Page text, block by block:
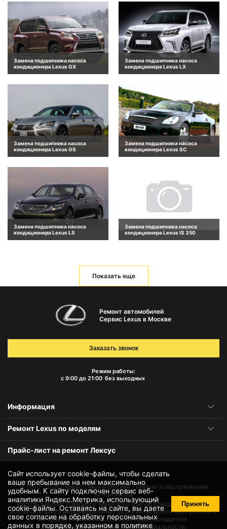
Замена подшипника насоса
кондиционера Lexus GX
Замена подшипника насоса
кондиционера Lexus LX
Замена подшипника насоса
кондиционера Lexus GS
Замена подшипника насоса
кондиционера Lexus SC
Замена подшипника насоса
кондиционера Lexus LS
Замена подшипника насоса
кондиционера Lexus IS 350
Показать еще
Сайт использует cookie-файлы, чтобы сделать
ваше пребывание на нем максимально
удобным. К cайту подключен сервис веб-
аналитики Яндекс.Метрика, использующий
cookie-файлы. Оставаясь на сайте, вы даете
своесогласие на обработку персональных
данных в порядке, указанном в политике
Принять
Ремонт автомобилей
Сервис Lexus в Москве
Режим работы:
с 9:00 до 21:00 без выходных
Заказать звонок
Информация
Ремонт Lexus по моделям
Прайс-лист на ремонт Лексус
© 2010-2026Сервис Lexus в Москве – ремонт и обслуживание
автомобилей
Использование товарного знака и логотипов бренда происходит
исключительно в информационных целях не является нарушением и
не требует получения согласия правообладателя.
Защита данных и политика конфиденциальности.